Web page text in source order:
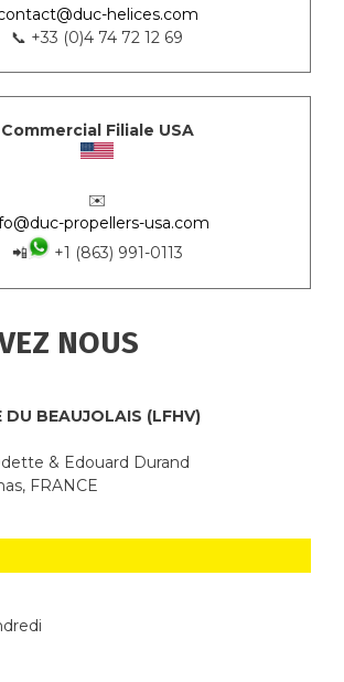
helices.com
📞 +33 (0)4 74 72 12 69
Commercial Filiale USA
✉️
propellers-usa.com
📲
+1 (863) 991-0113
NOUS
DU BEAUJOLAIS (LFHV)
& Edouard Durand
FRANCE